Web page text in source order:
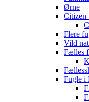
Ørne
Citizen
Flere
Vild
Fælles
Fugle i